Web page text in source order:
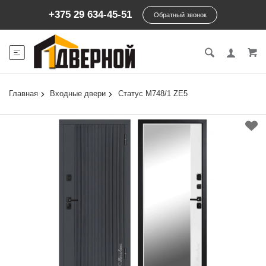
+375 29 634-45-51 Обратный звонок
Главная Входные двери Статус М748/1 ZЕ5